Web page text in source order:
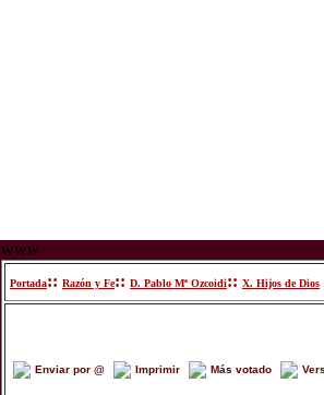
www
Portada:: Razón y Fe:: D. Pablo Mª Ozcoidi:: X. Hijos de Dios
Enviar por @ Imprimir Más votado